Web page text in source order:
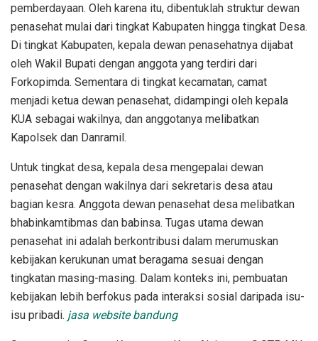
pemberdayaan. Oleh karena itu, dibentuklah struktur dewan
penasehat mulai dari tingkat Kabupaten hingga tingkat Desa.
Di tingkat Kabupaten, kepala dewan penasehatnya dijabat
oleh Wakil Bupati dengan anggota yang terdiri dari
Forkopimda. Sementara di tingkat kecamatan, camat
menjadi ketua dewan penasehat, didampingi oleh kepala
KUA sebagai wakilnya, dan anggotanya melibatkan
Kapolsek dan Danramil.
Untuk tingkat desa, kepala desa mengepalai dewan
penasehat dengan wakilnya dari sekretaris desa atau
bagian kesra. Anggota dewan penasehat desa melibatkan
bhabinkamtibmas dan babinsa. Tugas utama dewan
penasehat ini adalah berkontribusi dalam merumuskan
kebijakan kerukunan umat beragama sesuai dengan
tingkatan masing-masing. Dalam konteks ini, pembuatan
kebijakan lebih berfokus pada interaksi sosial daripada isu-
isu pribadi. jasa website bandung